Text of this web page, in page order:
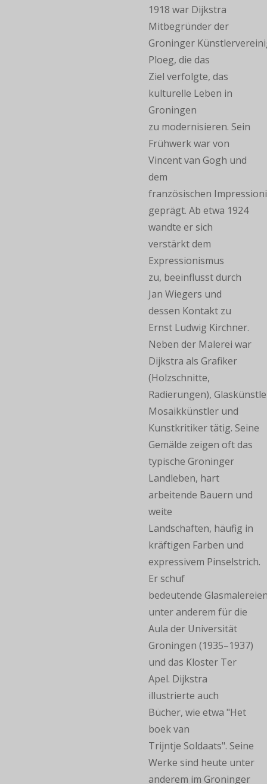
1918 war Dijkstra
Mitbegründer der
Groninger
Ploeg, die das
Ziel verfolgte, das
kulturelle Leben in
Groningen
zu modernisieren. Sein
Frühwerk war von
Vincent van Gogh und
dem
französischen
geprägt. Ab etwa 1924
wandte er sich
verstärkt dem
Expressionismus
zu, beeinflusst durch
Jan Wiegers und
dessen Kontakt zu
Ernst Ludwig Kirchner.
Neben der Malerei war
Dijkstra als Grafiker
(Holzschnitte,
Radierungen),
Mosaikkünstler und
Kunstkritiker tätig. Seine
Gemälde zeigen oft das
typische Groninger
Landleben, hart
arbeitende Bauern und
weite
Landschaften, häufig in
kräftigen Farben und
expressivem Pinselstrich.
Er schuf
bedeutende
unter anderem für die
Aula der Universität
Groningen (1935–1937)
und das Kloster Ter
Apel. Dijkstra
illustrierte auch
Bücher, wie etwa "Het
boek van
Trijntje Soldaats". Seine
Werke sind heute unter
anderem im Groninger